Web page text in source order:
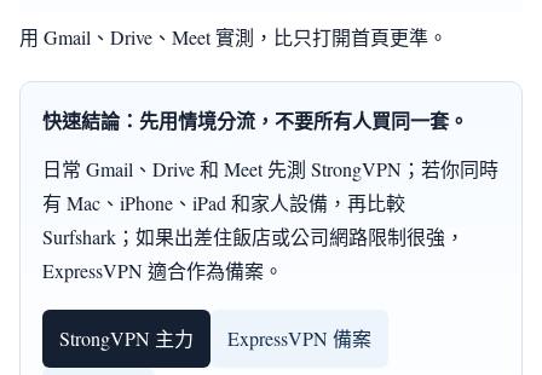
用 Gmail、Drive、Meet 實測，比只打開首頁更準。
快速結論：先用情境分流，不要所有人買同一套。
日常 Gmail、Drive 和 Meet 先測 StrongVPN；若你同時
有 Mac、iPhone、iPad 和家人設備，再比較
Surfshark；如果出差住飯店或公司網路限制很強，
ExpressVPN 適合作為備案。
StrongVPN 主力 ExpressVPN 備案